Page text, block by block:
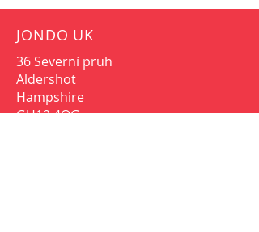
JONDO UK
36 Severní pruh
Aldershot
Hampshire
GU12 4QG